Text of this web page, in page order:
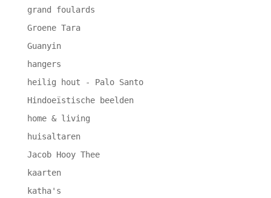
grand foulards
Groene Tara
Guanyin
hangers
heilig hout - Palo Santo
Hindoeïstische beelden
home & living
huisaltaren
Jacob Hooy Thee
kaarten
katha's